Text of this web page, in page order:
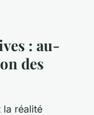
: au-
des
la réalité